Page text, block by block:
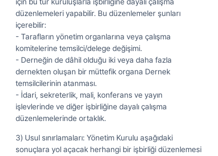
düzenlemeleri yapabilir. Bu düzenlemeler şunları
içerebilir:
- Tarafların yönetim organlarına veya çalışma
komitelerine temsilci/delege değişimi.
- Derneğin de dâhil olduğu iki veya daha fazla
dernekten oluşan bir müttefik organa Dernek
temsilcilerinin atanması.
- İdari, sekreterlik, mali, konferans ve yayın
işlevlerinde ve diğer işbirliğine dayalı çalışma
düzenlemelerinde ortaklık.
3) Usul sınırlamaları: Yönetim Kurulu aşağıdaki
sonuçlara yol açacak herhangi bir işbirliği düzenlemesi